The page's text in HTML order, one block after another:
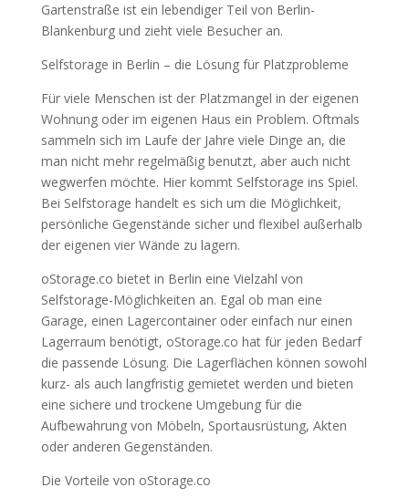
Gartenstraße ist ein lebendiger Teil von Berlin-
Blankenburg und zieht viele Besucher an.
Selfstorage in Berlin – die Lösung für Platzprobleme
Für viele Menschen ist der Platzmangel in der eigenen
Wohnung oder im eigenen Haus ein Problem. Oftmals
sammeln sich im Laufe der Jahre viele Dinge an, die
man nicht mehr regelmäßig benutzt, aber auch nicht
wegwerfen möchte. Hier kommt Selfstorage ins Spiel.
Bei Selfstorage handelt es sich um die Möglichkeit,
persönliche Gegenstände sicher und flexibel außerhalb
der eigenen vier Wände zu lagern.
oStorage.co bietet in Berlin eine Vielzahl von
Selfstorage-Möglichkeiten an. Egal ob man eine
Garage, einen Lagercontainer oder einfach nur einen
Lagerraum benötigt, oStorage.co hat für jeden Bedarf
die passende Lösung. Die Lagerflächen können sowohl
kurz- als auch langfristig gemietet werden und bieten
eine sichere und trockene Umgebung für die
Aufbewahrung von Möbeln, Sportausrüstung, Akten
oder anderen Gegenständen.
Die Vorteile von oStorage.co